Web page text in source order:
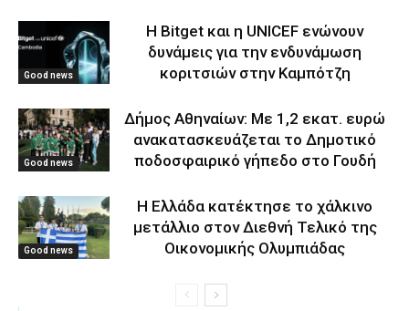
Good news
Η Bitget και η UNICEF ενώνουν
δυνάμεις για την ενδυνάμωση
κοριτσιών στην Καμπότζη
Good news
Δήμος Αθηναίων: Με 1,2 εκατ. ευρώ
ανακατασκευάζεται το Δημοτικό
ποδοσφαιρικό γήπεδο στο Γουδή
Good news
Η Ελλάδα κατέκτησε το χάλκινο
μετάλλιο στον Διεθνή Τελικό της
Οικονομικής Ολυμπιάδας